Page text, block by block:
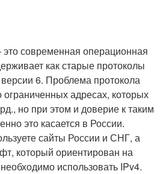
современная операционная
как старые протоколы
6. Проблема протокола
ограниченных адресах, которых
но при этом и доверие к таким
это касается в России.
сайты России и СНГ, а
который ориентирован на
использовать IPv4.